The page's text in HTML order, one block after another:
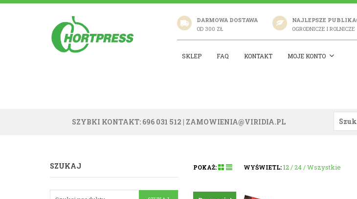
DARMOWA DOSTAWA
OD 300 ZŁ
NAJLEPSZE
OGRODNICZE I ROLNICZE
SKLEP FAQ KONTAKT MOJE KONTO
SZYBKI KONTAKT: 696 031 512 | ZAMOWIENIA@VIRIDIA.PL
POKAŻ: WYŚWIETL: 12 24 Wszystkie
SZUKAJ